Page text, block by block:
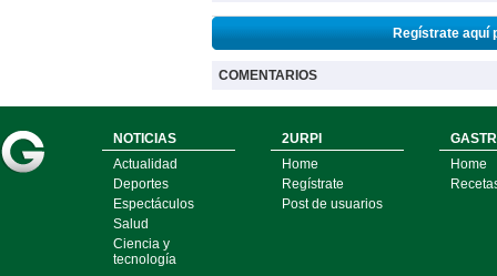
Regístrate aquí
COMENTARIOS
NOTICIAS
Actualidad
Deportes
Espectáculos
Salud
Ciencia y
tecnología
2URPI
Home
Regístrate
Post de usuarios
Home